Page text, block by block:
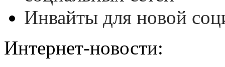
Инвайты для новой
Интернет-новости: